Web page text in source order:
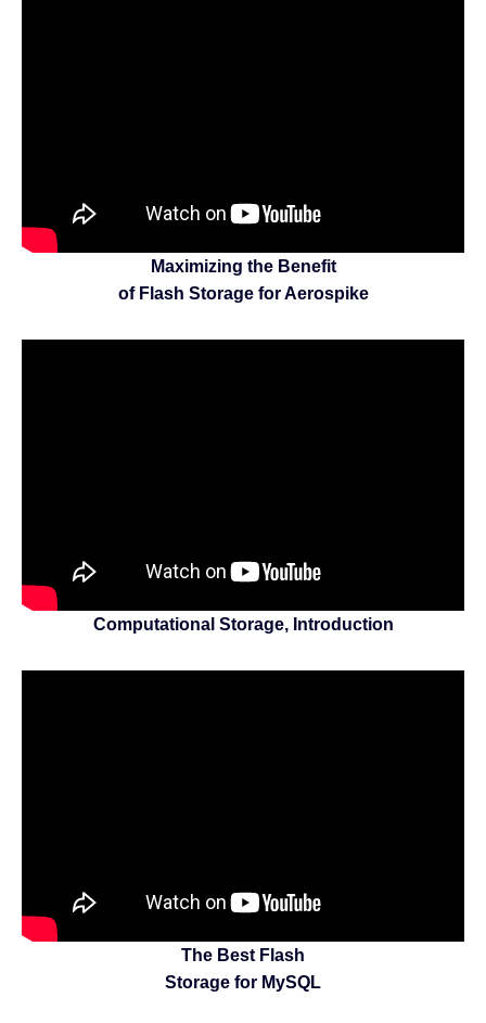
Maximizing the Benefit
of Flash Storage for Aerospike
Computational Storage, Introduction
The Best Flash
Storage for MySQL